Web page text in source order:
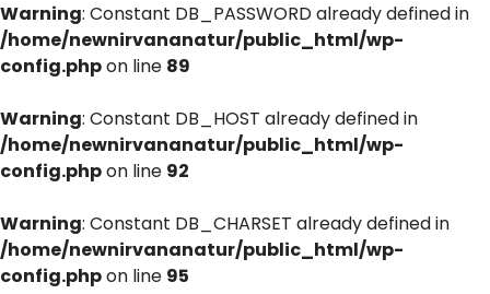
Warning: Constant DB_PASSWORD already defined in
/home/newnirvananatur/public_html/wp-
config.phpon line 89
Warning: Constant DB_HOST already defined in
/home/newnirvananatur/public_html/wp-
config.phpon line 92
Warning: Constant DB_CHARSET already defined in
/home/newnirvananatur/public_html/wp-
config.phpon line 95